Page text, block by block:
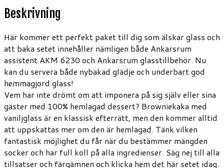
Beskrivning
Här kommer ett perfekt paket till dig som älskar glass och
att baka setet innehåller nämligen både Ankarsrum
assistent AKM 6230 och Ankarsrum glasstillbehör. Nu
kan du servera både nybakad glädje och underbart god
hemmagjord glass!
Vem har inte drömt om att imponera på sig själv eller sina
gäster med 100% hemlagad dessert? Browniekaka med
vaniljglass är en klassisk efterrätt, men den kommer alltid
att uppskattas mer om den är hemlagad. Tänk vilken
fantastisk möjlighet du får när du bestämmer mängden
socker och har full koll på alla ingredienser. Säg nej till alla
tillsatser och färgämnen och klicka hem det här setet idag.